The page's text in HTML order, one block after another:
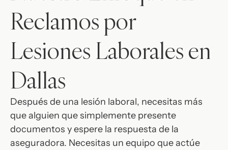
Reclamos por
Lesiones Laborales en
Dallas
Después de una lesión laboral, necesitas más
que alguien que simplemente presente
documentos y espere la respuesta de la
aseguradora. Necesitas un equipo que actúe